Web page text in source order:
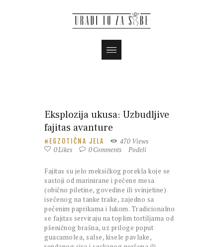
Eksplozija ukusa: Uzbudljive
fajitas avanture
EGZOTIČNA JELA 470 Views
0Likes 0Comments Podeli
Fajitas su jelo meksičkog porekla koje se
sastoji od marinirane i pečene mesa
(obično piletine, govedine ili svinjetine)
isečenog na tanke trake, zajedno sa
pečenim paprikama i lukom. Tradicionalno
se fajitas serviraju na toplim tortiljama od
pšeničnog brašna, uz priloge poput
guacamolea, salse, kisele pavlake,